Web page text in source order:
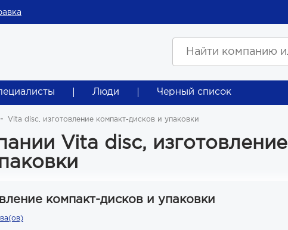
Люди Черный список
Vita disc, изготовление компакт-дисков и упаковки
Vita disc, изготовление
компакт-дисков и упаковки